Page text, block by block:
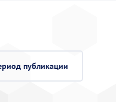
публикации